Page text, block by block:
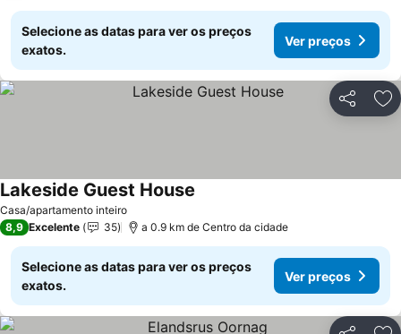
Selecione as datas para ver os preços
exatos.
Ver preços
Partilhar
Casa/apartamento inteiro
Lakeside Guest House
8,9 Excelente 35 a 0.9 km de Centro da cidade
Selecione as datas para ver os preços
exatos.
Ver preços